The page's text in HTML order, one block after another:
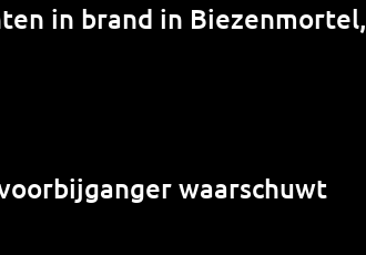
in brand in Biezenmortel,
waarschuwt